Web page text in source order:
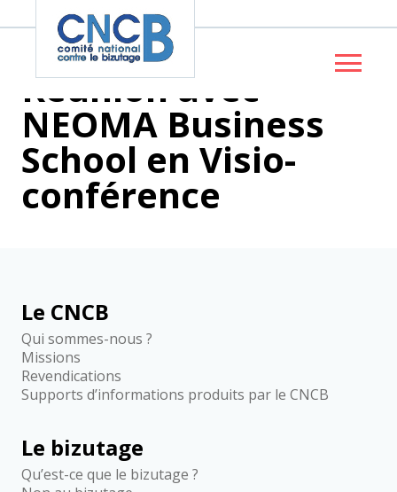
Réunion avec
NEOMA Business
School en Visio-
conférence
Le CNCB
Qui sommes-nous ?
Missions
Revendications
Supports d’informations produits par le CNCB
Le bizutage
Qu’est-ce que le bizutage ?